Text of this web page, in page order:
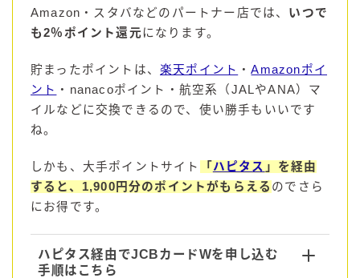
楽天
運営者情報
Amazon・スタバなどのパートナー店では、 いつで
も2％ポイント還元になります。
貯まったポイントは、 楽天ポイント ・Amazonポイ
ント ・nanacoポイント・航空系（JALやANA）マ
イルなどに交換できるので、使い勝手もいいです
ね。
しかも、大手ポイントサイト 「 ハピタス 」を経由
すると、1,900円分のポイントがもらえる のでさら
にお得です。
ハピタス経由でJCBカードWを申し込む
手順はこちら